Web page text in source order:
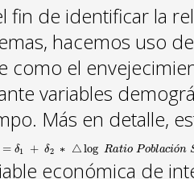
fin de identificar la
hacemos uso
como el
variables
Más en detalle,
δ △
económica de